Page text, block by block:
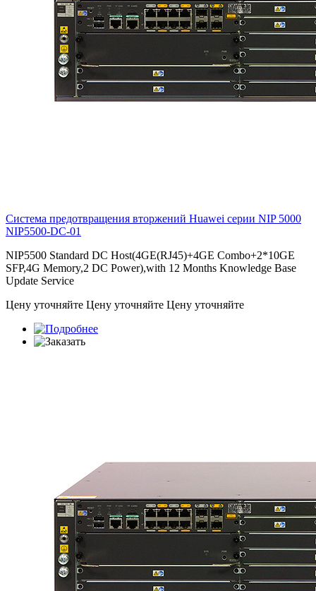
Система предотвращения вторжений Huawei серии NIP 5000
NIP5500-DC-01
NIP5500 Standard DC Host(4GE(RJ45)+4GE Combo+2*10GE
SFP,4G Memory,2 DC Power),with 12 Months Knowledge Base
Update Service
Цену уточняйте Цену уточняйте Цену уточняйте